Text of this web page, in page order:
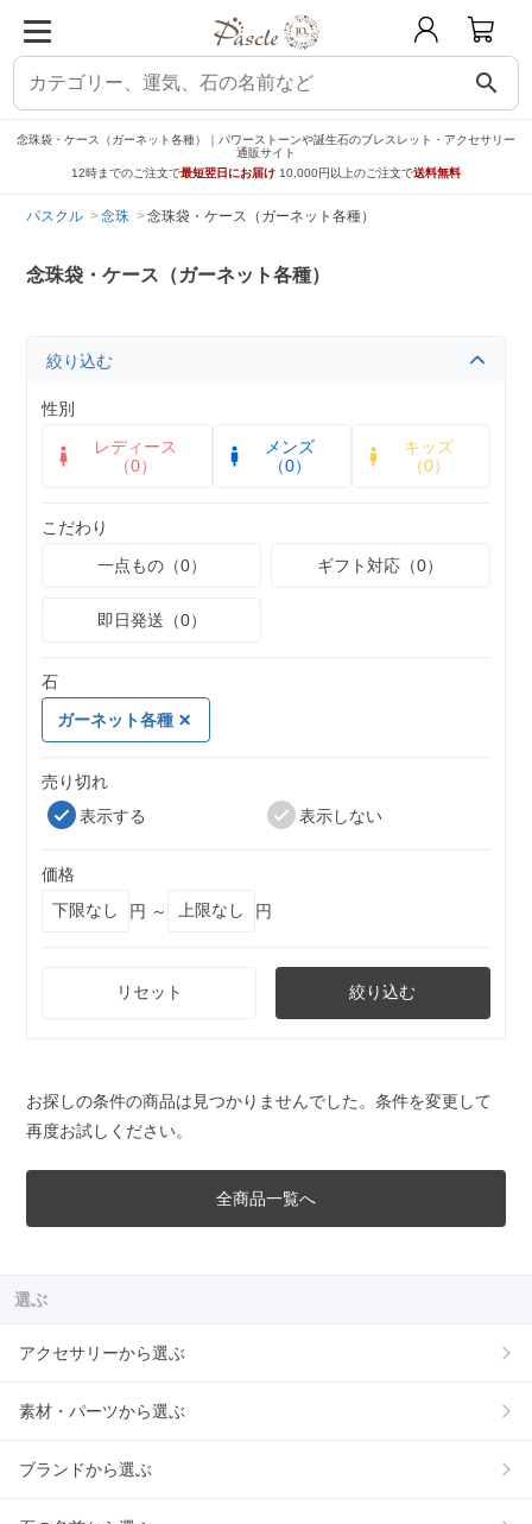
search
念珠袋・ケース（ガーネット各種）｜パワーストーンや誕生石のブレスレット・アクセサリー
通販サイト
12時までのご注文で最短翌日にお届け 10,000円以上のご注文で送料無料
パスクル 念珠 念珠袋・ケース（ガーネット各種）
念珠袋・ケース（ガーネット各種）
絞り込む
性別
レディース
（0）
メンズ
（0）
キッズ
（0）
こだわり
一点もの（0）
ギフト対応（0）
即日発送（0）
石
ガーネット各種
売り切れ
表示する
表示しない
価格
円 ～
円
リセット 絞り込む
お探しの条件の商品は見つかりませんでした。条件を変更して
再度お試しください。
全商品一覧へ
選ぶ
アクセサリーから選ぶ
素材・パーツから選ぶ
ブランドから選ぶ